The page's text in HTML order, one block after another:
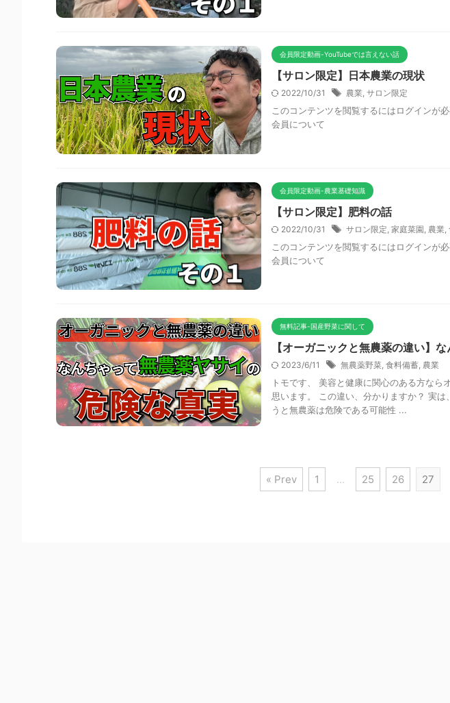
会員限定動画-YouTubeでは言えない話
【サロン限定】日本農業の現状
2022/10/31 農業, サロン限定
このコンテンツを閲覧するにはログインが
会員について
会員限定動画-農業基礎知識
【サロン限定】肥料の話
2022/10/31 サロン限定 家庭菜園 農業
このコンテンツを閲覧するにはログインが
会員について
無料記事-国産野菜に関して
【オーガニックと無農薬の違い】
2023/6/11 無農薬野菜, 食料備蓄, 農業
トモです、 美容と健康に関心のある方なら
思います。 この違い、分かりますか？ 実
うと無農薬は危険である可能性 ...
« Prev 1 … 25 26 27